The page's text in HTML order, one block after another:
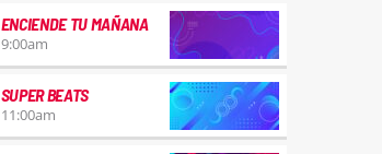
ENCIENDE TU MAÑANA
9:00am
SUPER BEATS
11:00am